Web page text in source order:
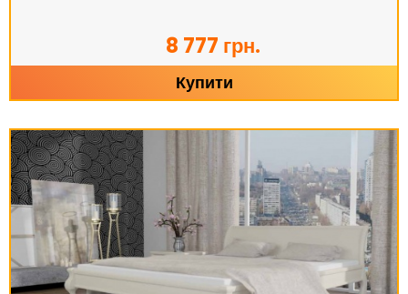
8 777 грн.
Купити